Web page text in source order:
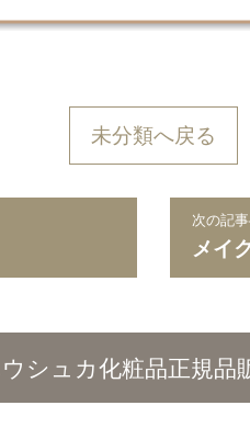
未分類へ戻る
次の記
メイ
シュカ化粧品正規品